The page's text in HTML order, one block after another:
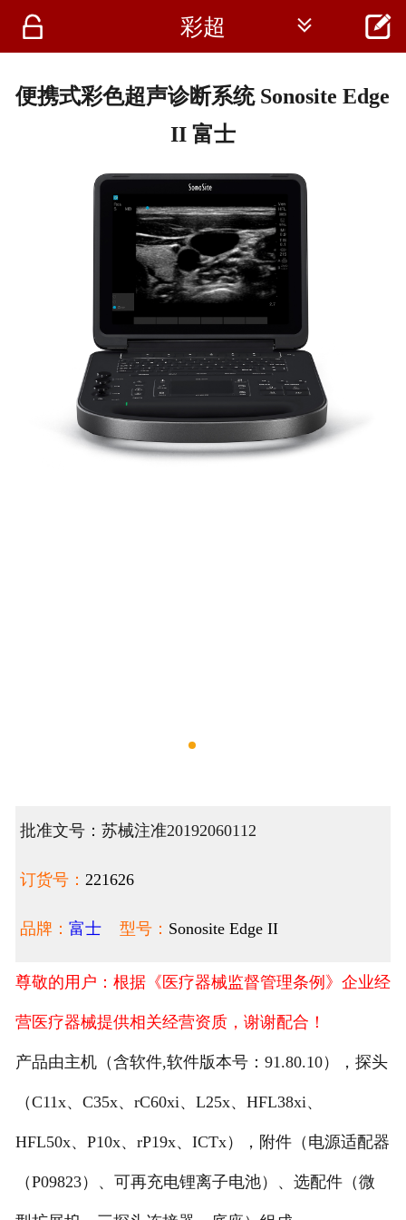
 首页
 彩超  
便携式彩色超声诊断系统 Sonosite Edge
II 富士
批准文号：苏械注准20192060112
订货号： 221626
品牌： 富士 型号： Sonosite Edge II
尊敬的用户：根据《医疗器械监督管理条例》企业经
营医疗器械提供相关经营资质，谢谢配合！
产品由主机（含软件,软件版本号：91.80.10），探头
（C11x、C35x、rC60xi、L25x、HFL38xi、
HFL50x、P10x、rP19x、ICTx），附件（电源适配器
（P09823）、可再充电锂离子电池）、选配件（微